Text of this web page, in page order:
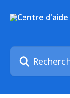
Rechercher un